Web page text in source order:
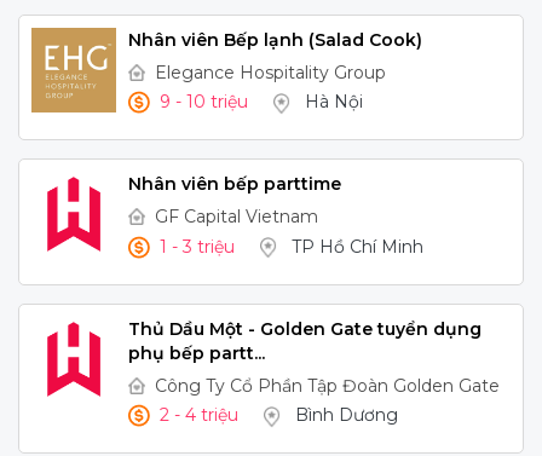
Nhân viên Bếp lạnh (Salad Cook)
Elegance Hospitality Group
9 - 10 triệu
Hà Nội
Nhân viên bếp parttime
GF Capital Vietnam
1 - 3 triệu
TP Hồ Chí Minh
Thủ Dầu Một - Golden Gate tuyển dụng
phụ bếp partt...
Công Ty Cổ Phần Tập Đoàn Golden Gate
2 - 4 triệu
Bình Dương